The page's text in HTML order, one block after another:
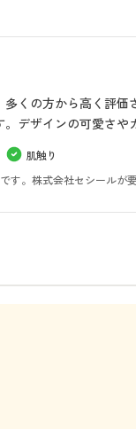
くの方から高く評
デザインの可愛さ
肌触り
。株式会社セシールが